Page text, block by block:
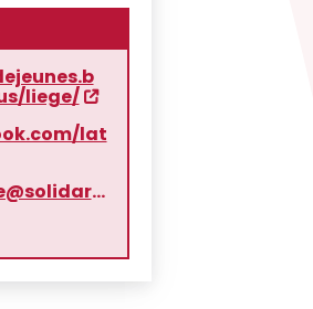
liege/
lat
latitudejeunes.liege@solidaris.be